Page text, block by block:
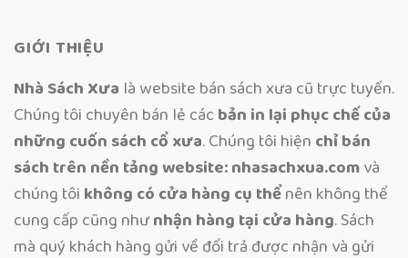
GIỚI THIỆU
Nhà Sách Xưa là website bán sách xưa cũ trực tuyến.
Chúng tôi chuyên bán lẻ các bản in lại phục chế của
những cuốn sách cổ xưa. Chúng tôi hiện chỉ bán
sách trên nền tảng website: nhasachxua.comvà
chúng tôi không có cửa hàng cụ thểnên không thể
cung cấp cũng nhưnhận hàng tại cửa hàng. Sách
mà quý khách hàng gửi về đổi trả được nhận và gửi